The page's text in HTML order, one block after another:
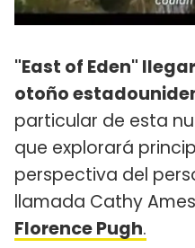
"East of Eden"
otoño
particular de esta
que explorará
perspectiva del
llamada Cathy
Florence Pugh.